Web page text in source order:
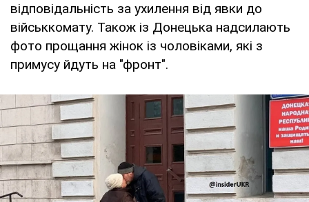
відповідальність за ухилення від явки до
військкомату. Також із Донецька надсилають
фото прощання жінок із чоловіками, які з
примусу йдуть на "фронт".